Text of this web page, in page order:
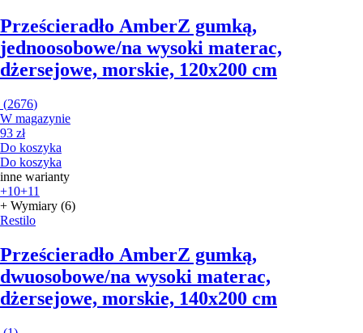
Prześcieradło AmberZ gumką,
jednoosobowe/na wysoki materac,
dżersejowe, morskie, 120x200 cm
(2676)
W magazynie
93 zł
Do koszyka
Do koszyka
inne warianty
+10+11
+ Wymiary (6)
Restilo
Prześcieradło AmberZ gumką,
dwuosobowe/na wysoki materac,
dżersejowe, morskie, 140x200 cm